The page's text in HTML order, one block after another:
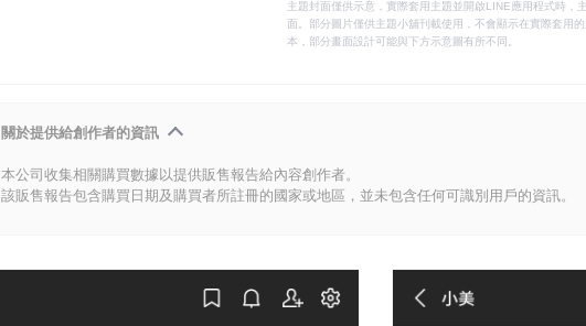
主題封面僅供示意，實際套用主題並開啟LINE應用程式時，
面。部分圖片僅供主題小舖刊載使用，不會顯示在實際套用
本，部分畫面設計可能與下方示意圖有所不同。
關於提供給創作者的資訊
本公司收集相關購買數據以提供販售報告給內容創作者。
該販售報告包含購買日期及購買者所註冊的國家或地區，並未包含任何可識別用戶的資訊。